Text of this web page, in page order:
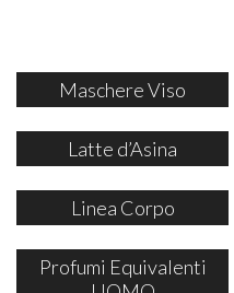
Maschere Viso
Latte d’Asina
Linea Corpo
Profumi Equivalenti